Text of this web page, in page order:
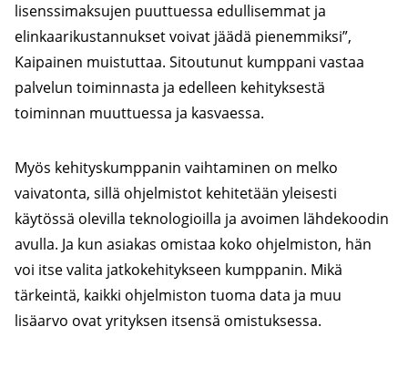
lisenssimaksujen puuttuessa edullisemmat ja
elinkaarikustannukset voivat jäädä pienemmiksi”,
Kaipainen muistuttaa. Sitoutunut kumppani vastaa
palvelun toiminnasta ja edelleen kehityksestä
toiminnan muuttuessa ja kasvaessa.
Myös kehityskumppanin vaihtaminen on melko
vaivatonta, sillä ohjelmistot kehitetään yleisesti
käytössä olevilla teknologioilla ja avoimen lähdekoodin
avulla. Ja kun asiakas omistaa koko ohjelmiston, hän
voi itse valita jatkokehitykseen kumppanin. Mikä
tärkeintä, kaikki ohjelmiston tuoma data ja muu
lisäarvo ovat yrityksen itsensä omistuksessa.